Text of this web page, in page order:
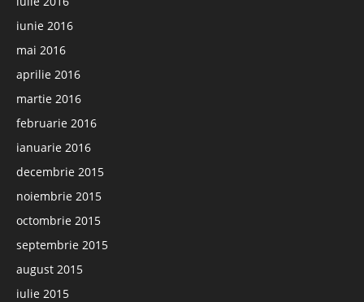
iunie 2016
mai 2016
aprilie 2016
martie 2016
februarie 2016
ianuarie 2016
decembrie 2015
noiembrie 2015
octombrie 2015
septembrie 2015
august 2015
iulie 2015